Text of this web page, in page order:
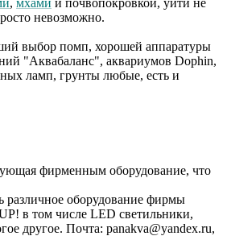
невозможно.
выбор помп, хорошей аппаратуры
"Аквабаланс", аквариумов Dophin,
ламп, грунты любые, есть и
фирменным оборудование, что
различное оборудование фирмы
в том числе LED светильники,
другое. Почта: panakva@yandex.ru,